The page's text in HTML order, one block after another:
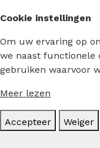
Cookie instellingen
Om uw ervaring op
we naast functionele
gebruiken waarvoor
Meer lezen
Accepteer Weiger